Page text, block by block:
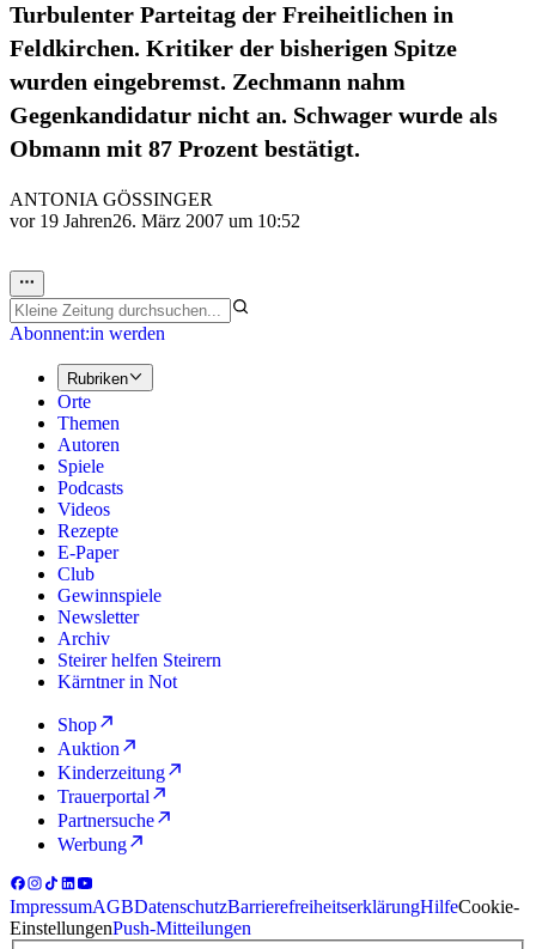
Turbulenter Parteitag der Freiheitlichen in
Feldkirchen. Kritiker der bisherigen Spitze
wurden eingebremst. Zechmann nahm
Gegenkandidatur nicht an. Schwager wurde als
Obmann mit 87 Prozent bestätigt.
ANTONIA GÖSSINGER
vor 19 Jahren26. März 2007 um 10:52
Abonnent:in werden
Rubriken
Orte
Themen
Autoren
Spiele
Podcasts
Videos
Rezepte
E-Paper
Club
Gewinnspiele
Newsletter
Archiv
Steirer helfen Steirern
Kärntner in Not
Shop
Auktion
Kinderzeitung
Trauerportal
Partnersuche
Werbung
ImpressumAGBDatenschutzBarrierefreiheitserklärungHilfeCookie-
EinstellungenPush-Mitteilungen